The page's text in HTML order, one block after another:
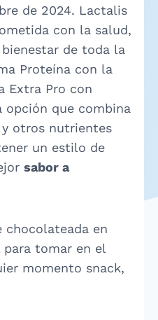
de 2024. Lactalis
con la salud,
de toda la
Proteína con la
Extra Pro con
opción que combina
otros nutrientes
un estilo de
sabor a
chocolateada en
tomar en el
momento snack,